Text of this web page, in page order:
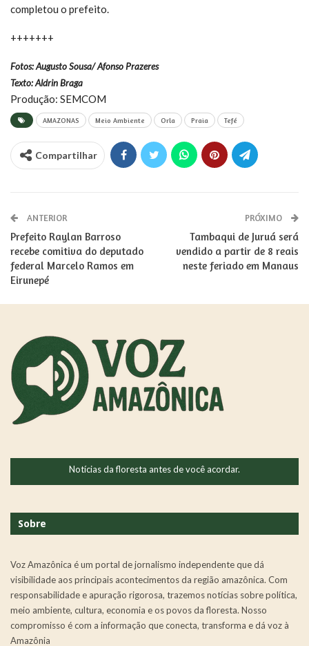
completou o prefeito.
+++++++
Fotos: Augusto Sousa/ Afonso Prazeres
Texto: Aldrin Braga
Produção: SEMCOM
AMAZONAS Meio Ambiente Orla Praia Tefé
Compartilhar
ANTERIOR
Prefeito Raylan Barroso
recebe comitiva do deputado
federal Marcelo Ramos em
Eirunepé
PRÓXIMO
Tambaqui de Juruá será
vendido a partir de 8 reais
neste feriado em Manaus
Notícias da floresta antes de você acordar.
Sobre
Voz Amazônica é um portal de jornalismo independente que dá
visibilidade aos principais acontecimentos da região amazônica. Com
responsabilidade e apuração rigorosa, trazemos notícias sobre política,
meio ambiente, cultura, economia e os povos da floresta. Nosso
compromisso é com a informação que conecta, transforma e dá voz à
Amazônia